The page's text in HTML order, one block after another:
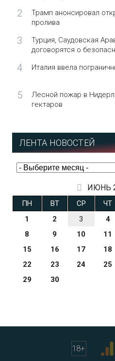
2
Трамп анонсировал
пролива
3
Турция, Саудовская
договорятся о
4 Италия ввела
5
Лесной пожар в
гектаров
ЛЕНТА НОВОСТЕЙ
ИЮНЬ
ПН ВТ СР ЧТ
1
2 3 4
8
9 10 11
15
16 17 18
22
23 24 25
29
30
18+